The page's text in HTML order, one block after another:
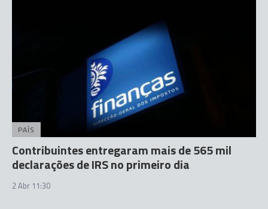
PAÍS
Contribuintes entregaram mais de 565 mil
declarações de IRS no primeiro dia
2 Abr 11:30